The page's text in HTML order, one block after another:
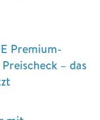
Premium-
– das